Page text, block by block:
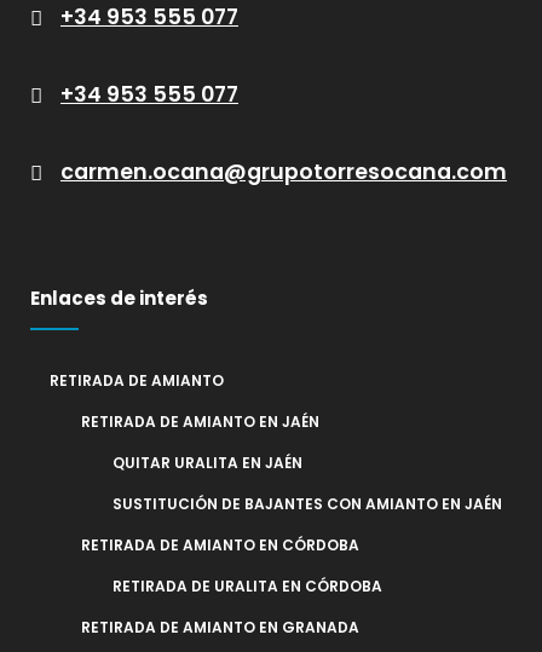
+34 953 555 077
+34 953 555 077
carmen.ocana@grupotorresocana.com
Enlaces de interés
RETIRADA DE AMIANTO
RETIRADA DE AMIANTO EN JAÉN
QUITAR URALITA EN JAÉN
SUSTITUCIÓN DE BAJANTES CON AMIANTO EN JAÉN
RETIRADA DE AMIANTO EN CÓRDOBA
RETIRADA DE URALITA EN CÓRDOBA
RETIRADA DE AMIANTO EN GRANADA